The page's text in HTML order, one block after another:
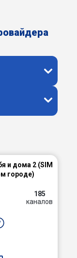
и дома 2 (SIM
городе)
185
каналов